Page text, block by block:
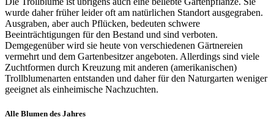
wurde daher früher leider oft am natürlichen Standort ausgegraben.
Ausgraben, aber auch Pflücken, bedeuten schwere
Beeinträchtigungen für den Bestand und sind verboten.
Demgegenüber wird sie heute von verschiedenen Gärtnereien
vermehrt und dem Gartenbesitzer angeboten. Allerdings sind viele
Zuchtformen durch Kreuzung mit anderen (amerikanischen)
Trollblumenarten entstanden und daher für den Naturgarten weniger
geeignet als einheimische Nachzuchten.
Alle Blumen des Jahres